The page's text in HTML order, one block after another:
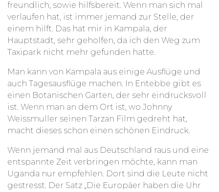
freundlich, sowie hilfsbereit. Wenn man sich mal
verlaufen hat, ist immer jemand zur Stelle, der
einem hilft. Das hat mir in Kampala, der
Hauptstadt, sehr geholfen, da ich den Weg zum
Taxipark nicht mehr gefunden hatte.
Man kann von Kampala aus einige Ausflüge und
auch Tagesausflüge machen. In Entebbe gibt es
einen Botanischen Garten, der sehr eindrucksvoll
ist. Wenn man an dem Ort ist, wo Johnny
Weissmuller seinen Tarzan Film gedreht hat,
macht dieses schon einen schönen Eindruck.
Wenn jemand mal aus Deutschland raus und eine
entspannte Zeit verbringen möchte, kann man
Uganda nur empfehlen. Dort sind die Leute nicht
gestresst. Der Satz „Die Europäer haben die Uhr